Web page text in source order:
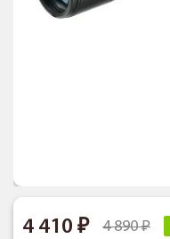
4 410 4 890